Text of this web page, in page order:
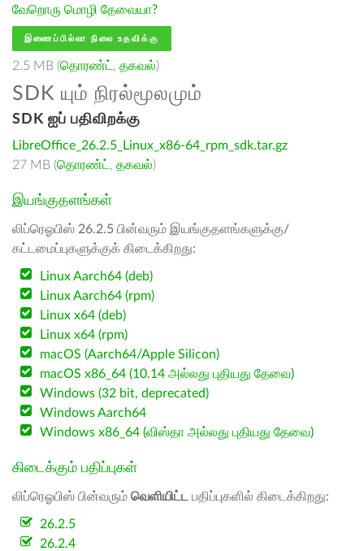
வேறொரு மொழி தேவையா?
இணைப்பில்லா நிலை உதவிக்கு
2.5 MB (தொரண்ட் , தகவல்)
SDK யும் நிரல்மூலமும்
SDK ஐப் பதிவிறக்கு
LibreOffice_26.2.5_Linux_x86-64_rpm_sdk.tar.gz
27 MB (தொரண்ட் , தகவல்)
இயங்குதளங்கள்
லிப்ரெஓபிஸ் 26.2.5 பின்வரும் இயங்குதளங்களுக்கு/
கட்டமைப்புகளுக்குக் கிடைக்கிறது:
Linux Aarch64 (deb)
Linux Aarch64 (rpm)
Linux x64 (deb)
Linux x64 (rpm)
macOS (Aarch64/Apple Silicon)
macOS x86_64 (10.14 அல்லது புதியது தேவை)
Windows (32 bit, deprecated)
Windows Aarch64
Windows x86_64 (விஸ்தா அல்லது புதியது தேவை)
கிடைக்கும் பதிப்புகள்
லிப்ரெஓபிஸ் பின்வரும் வெளியிட்ட பதிப்புகளில் கிடைக்கிறது:
26.2.5
26.2.4